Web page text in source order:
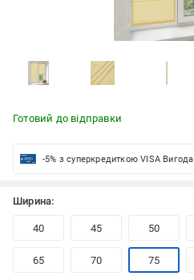
Готовий до відправки
-5% з суперкредиткою VISA Вигода
Ширина:
40 45 50
65 70 75